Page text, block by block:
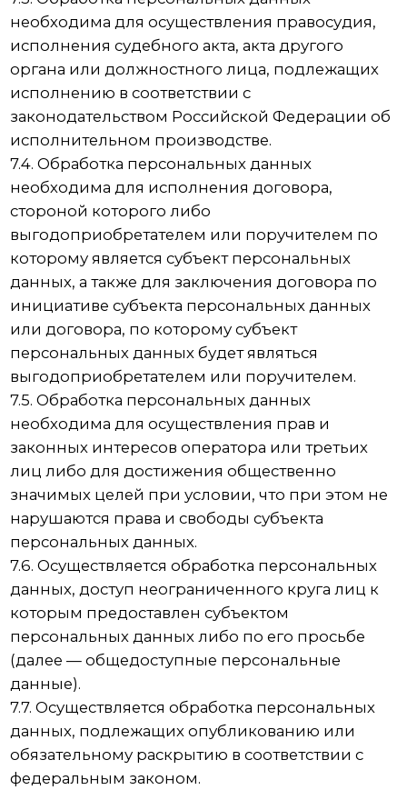
(распространение, предоставление, доступ),
обезличивание, блокирование, удаление и
уничтожение персональных данных.
автоматизированную обработку персональных
данных с получением и/или передачей
полученной информации по информационно-
телекоммуникационным сетям или без
таковой.
данных
10.1. Оператор до начала осуществления
деятельности по трансграничной передаче
персональных данных обязан уведомить
уполномоченный орган по защите прав
субъектов персональных данных о своем
передачу персональных данных (такое
уведомление направляется отдельно от
уведомления о намерении осуществлять
обработку персональных данных).
10.2. Оператор до подачи вышеуказанного
уведомления, обязан получить от органов
иностранных физических лиц, иностранных
юридических лиц, которым планируется
трансграничная передача персональных
данных, соответствующие сведения.
11. Конфиденциальность персональных
Оператор и иные лица, получившие доступ к
персональным данным, обязаны не
распространять персональные данные без
согласия субъекта персональных данных, если
иное не предусмотрено федеральным
12. Заключительные положения
12.1. Пользователь может получить любые
разъяснения по интересующим вопросам,
касающимся обработки его персональных
данных, обратившись к Оператору с помощью
12.2. В данном документе будут отражены